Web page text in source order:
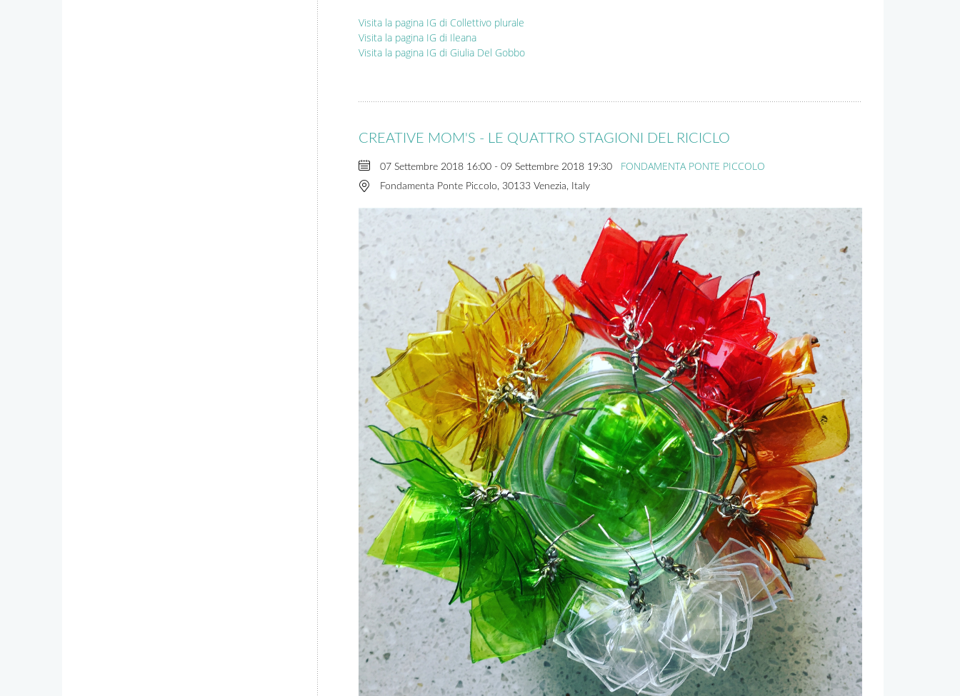
Visita la pagina IG di Collettivo plurale
Visita la pagina IG di Ileana
Visita la pagina IG di Giulia Del Gobbo
CREATIVE MOM'S - LE QUATTRO STAGIONI DEL RICICLO
07 Settembre 2018 16:00- 09 Settembre 2018 19:30 FONDAMENTA PONTE PICCOLO
Fondamenta Ponte Piccolo, 30133 Venezia, Italy